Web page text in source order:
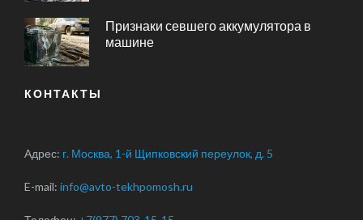
Признаки севшего аккумулятора в
машине
КОНТАКТЫ
Адрес: г. Москва, 1-й Щипковский переулок, д. 5
E-mail: info@avto-tekhpomosh.ru